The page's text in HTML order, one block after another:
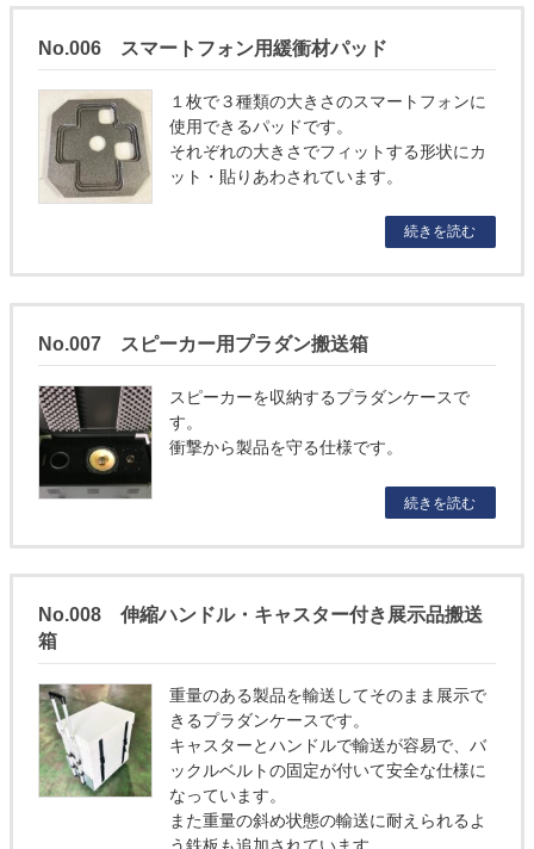
No.006 スマートフォン用緩衝材パッド
１枚で３種類の大きさのスマートフォンに
使用できるパッドです。
それぞれの大きさでフィットする形状にカ
ット・貼りあわされています。
続きを読む
No.007 スピーカー用プラダン搬送箱
スピーカーを収納するプラダンケースで
す。
衝撃から製品を守る仕様です。
続きを読む
No.008 伸縮ハンドル・キャスター付き展示品搬送
箱
重量のある製品を輸送してそのまま展示で
きるプラダンケースです。
キャスターとハンドルで輸送が容易で、バ
ックルベルトの固定が付いて安全な仕様に
なっています。
また重量の斜め状態の輸送に耐えられるよ
う鉄板も追加されています。